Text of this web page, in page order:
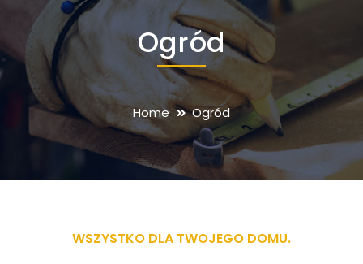
Ogród
Home Ogród
WSZYSTKO DLA TWOJEGO DOMU.